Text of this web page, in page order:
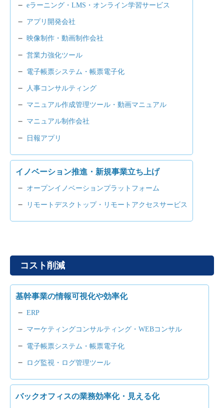
eラーニング・LMS・オンライン学習サービス
アプリ開発会社
映像制作・動画制作会社
営業力強化ツール
電子帳票システム・帳票電子化
人事コンサルティング
マニュアル作成管理ツール・動画マニュアル
マニュアル制作会社
日報アプリ
イノベーション推進・新規事業立ち上げ
オープンイノベーションプラットフォーム
リモートデスクトップ・リモートアクセスサービス
コスト削減
基幹事業の情報可視化や効率化
ERP
マーケティングコンサルティング・WEBコンサル
電子帳票システム・帳票電子化
ログ監視・ログ管理ツール
バックオフィスの業務効率化・見える化